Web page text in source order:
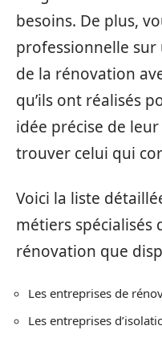
besoins. De plus,
professionnelle sur
de la rénovation
qu’ils ont réalisés
idée précise de
trouver celui qui
Voici la liste
métiers spécialisés
rénovation que
Les entreprises de
Les entreprises